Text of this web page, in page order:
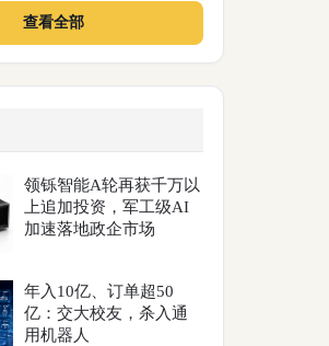
查看全部
领铄智能A轮再获千万以
上追加投资，军工级AI
加速落地政企市场
年入10亿、订单超50
亿：交大校友，杀入通
用机器人